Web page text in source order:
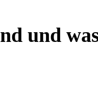
und